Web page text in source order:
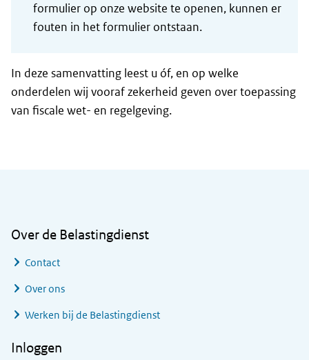
formulier op onze website te openen, kunnen er
fouten in het formulier ontstaan.
In deze samenvatting leest u óf, en op welke
onderdelen wij vooraf zekerheid geven over toepassing
van fiscale wet- en regelgeving.
Over de Belastingdienst
Contact
Over ons
Werken bij de Belastingdienst
Inloggen